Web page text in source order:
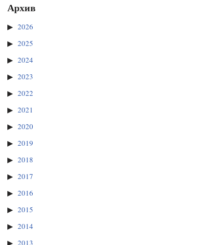
Архив
2026
2025
2024
2023
2022
2021
2020
2019
2018
2017
2016
2015
2014
2013